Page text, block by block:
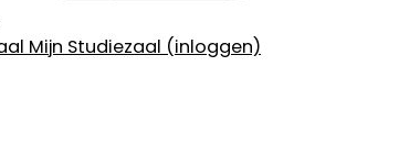
Mijn Studiezaal (inloggen)